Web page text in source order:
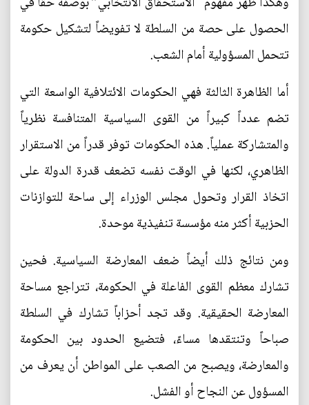
الحصول على حصة من السلطة لا تفويضاً لتشكيل حكومة
تتحمل المسؤولية أمام الشعب.
أما الظاهرة الثالثة فهي الحكومات الائتلافية الواسعة التي
تضم عدداً كبيراً من القوى السياسية المتنافسة نظرياً
والمتشاركة عملياً. هذه الحكومات توفر قدراً من الاستقرار
الظاهري، لكنها في الوقت نفسه تضعف قدرة الدولة على
اتخاذ القرار وتحول مجلس الوزراء إلى ساحة للتوازنات
الحزبية أكثر منه مؤسسة تنفيذية موحدة.
ومن نتائج ذلك أيضاً ضعف المعارضة السياسية. فحين
تشارك معظم القوى الفاعلة في الحكومة، تتراجع مساحة
المعارضة الحقيقية. وقد تجد أحزاباً تشارك في السلطة
صباحاً وتنتقدها مساءً، فتضيع الحدود بين الحكومة
والمعارضة، ويصبح من الصعب على المواطن أن يعرف من
المسؤول عن النجاح أو الفشل.